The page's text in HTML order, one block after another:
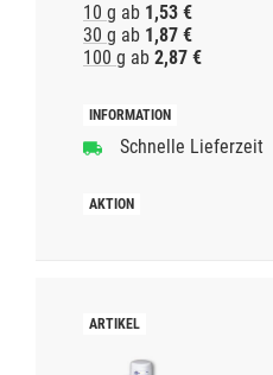
10 g ab 1,53 €
30 g ab 1,87 €
100 g ab 2,87 €
Schnelle Lieferzeit